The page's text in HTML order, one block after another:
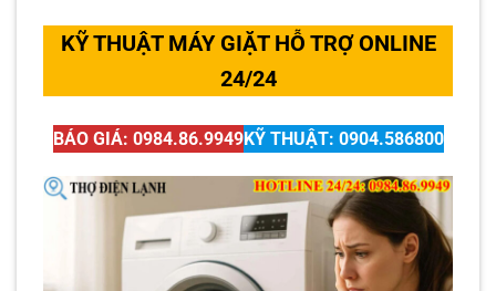
KỸ THUẬT MÁY GIẶT HỖ TRỢ ONLINE
24/24
BÁO GIÁ: 0984.86.9949KỸ THUẬT: 0904.586800